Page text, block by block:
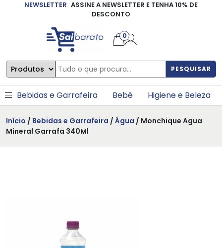
NEWSLETTER ASSINE A NEWSLETTER E TENHA 10% DE
DESCONTO
PESQUISAR
0
Bebidas e Garrafeira Bebé Higiene e Beleza
Início / Bebidas e Garrafeira / Água / Monchique Agua
Mineral Garrafa 340Ml